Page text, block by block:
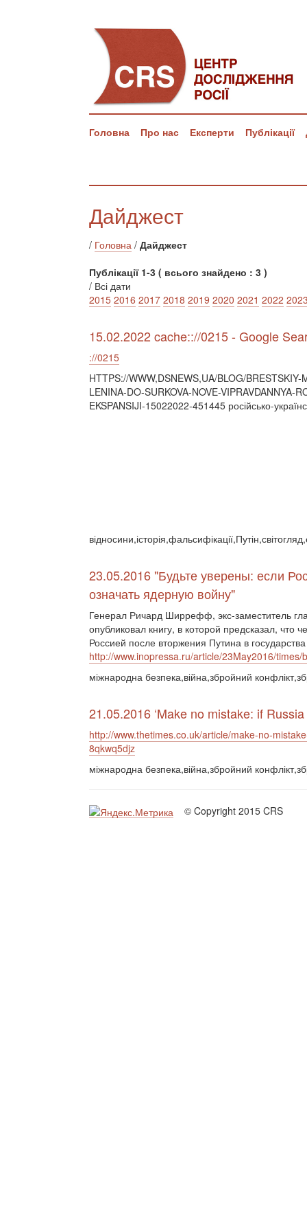
Головна Про нас Експерти Публікації
Дайджест
/ Головна / Дайджест
Публікації 1-3 ( всього знайдено : 3 )
/ Всі дати
2015 2016 2017 2018 2019 2020 2021 2022
15.02.2022 cache:://0215 - Google
://0215
HTTPS://WWW,DSNEWS,UA/BLOG/BRESTSKIY-
LENINA-DO-SURKOVA-NOVE-VIPRAVDANNYA-
EKSPANSIJI-15022022-451445 російсько-
23.05.2016 "Будьте уверены: если
означать ядерную войну"
Генерал Ричард Ширрефф, экс-заместитель
опубликовал книгу, в которой предсказал,
Россией после вторжения Путина в
http://www.inopressa.ru/article/23May2016/times/
міжнародна безпека,війна,збройний
21.05.2016 ‘Make no mistake: if
http://www.thetimes.co.uk/article/make-no-
8qkwq5djz
міжнародна безпека,війна,збройний
© Copyright 2015 CRS